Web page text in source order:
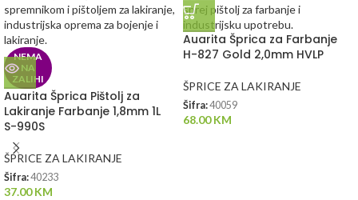
NEMA
NA
ZALIHI
Auarita Šprica Pištolj za
Lakiranje Farbanje 1,8mm 1L
S-990S
ŠPRICE ZA LAKIRANJE
Šifra:40233
37.00KM
Auarita Šprica za Farbanje
H-827 Gold 2,0mm HVLP
ŠPRICE ZA LAKIRANJE
Šifra:40059
68.00KM